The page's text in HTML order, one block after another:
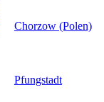
Chorzow (Polen)
Pfungstadt